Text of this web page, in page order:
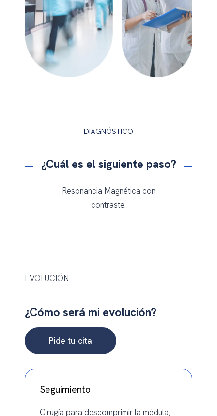
DIAGNÓSTICO
¿Cuál es el siguiente paso?
Resonancia Magnética con
contraste.
EVOLUCIÓN
¿Cómo será mi evolución?
Pide tu cita
Seguimiento
Cirugía para descomprimir la médula,